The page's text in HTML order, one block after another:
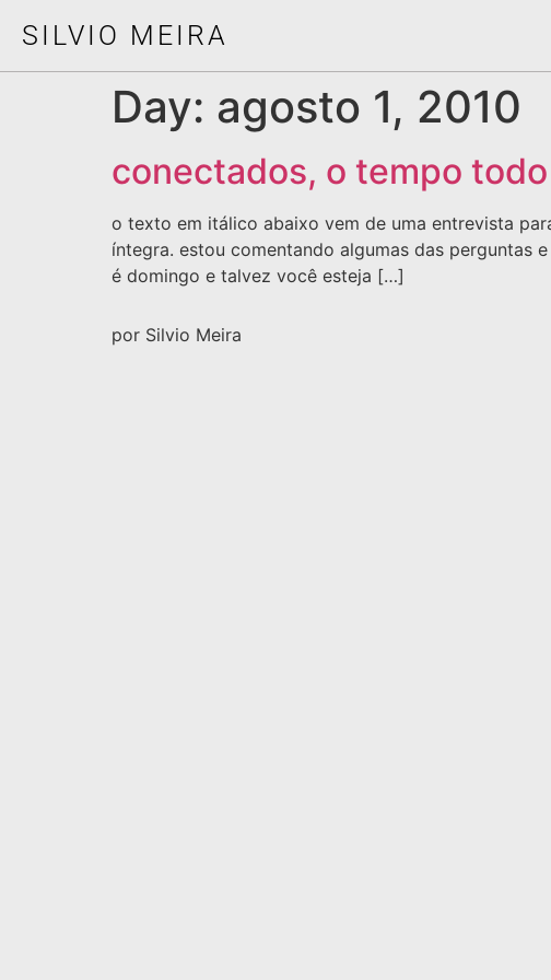
SILVIO MEIRA
Day: agosto 1, 2010
conectados, o tempo todo
o texto em itálico abaixo vem de uma entrevista
íntegra. estou comentando algumas das perguntas
é domingo e talvez você esteja […]
por Silvio Meira